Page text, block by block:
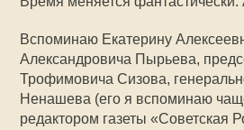
Вспоминаю Екатерину
Александровича Пырьева,
Трофимовича Сизова,
Ненашева (его я вспоминаю
редактором газеты «Советская